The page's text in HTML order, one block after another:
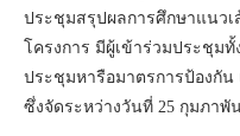
ประชุมสรุปผลการศึกษาแนว
โครงการ มีผู้เข้าร่วมประชุม
ประชุมหารือมาตรการป้องกั
ซึ่งจัดระหว่างวันที่ 25 กุมภาพั